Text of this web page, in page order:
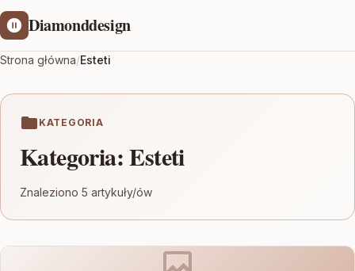
Diamonddesign
Strona główna/Esteti
KATEGORIA
Kategoria:Esteti
Znaleziono 5 artykuły/ów